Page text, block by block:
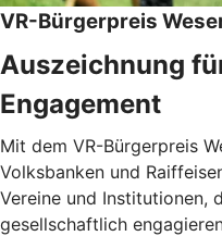
VR-Bürgerpreis
Auszeichnung
Engagement
Mit dem VR-Bürgerpreis
Volksbanken und
Vereine und Institutionen,
gesellschaftlich